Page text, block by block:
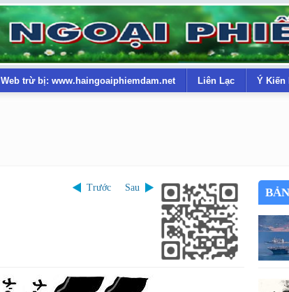
Web trừ bị: www.haingoaiphiemdam.net Liên Lạc Ý Kiến
Trước Sau